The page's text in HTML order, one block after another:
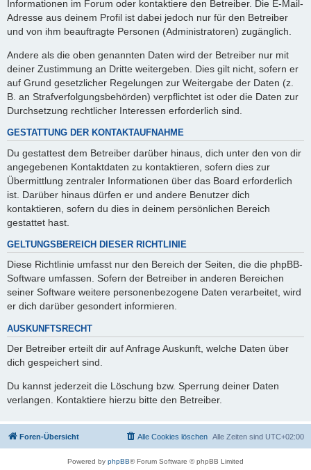
Informationen im Forum oder kontaktiere den Betreiber. Die E-Mail-
Adresse aus deinem Profil ist dabei jedoch nur für den Betreiber
und von ihm beauftragte Personen (Administratoren) zugänglich.
Andere als die oben genannten Daten wird der Betreiber nur mit
deiner Zustimmung an Dritte weitergeben. Dies gilt nicht, sofern er
auf Grund gesetzlicher Regelungen zur Weitergabe der Daten (z.
B. an Strafverfolgungsbehörden) verpflichtet ist oder die Daten zur
Durchsetzung rechtlicher Interessen erforderlich sind.
GESTATTUNG DER KONTAKTAUFNAHME
Du gestattest dem Betreiber darüber hinaus, dich unter den von dir
angegebenen Kontaktdaten zu kontaktieren, sofern dies zur
Übermittlung zentraler Informationen über das Board erforderlich
ist. Darüber hinaus dürfen er und andere Benutzer dich
kontaktieren, sofern du dies in deinem persönlichen Bereich
gestattet hast.
GELTUNGSBEREICH DIESER RICHTLINIE
Diese Richtlinie umfasst nur den Bereich der Seiten, die die phpBB-
Software umfassen. Sofern der Betreiber in anderen Bereichen
seiner Software weitere personenbezogene Daten verarbeitet, wird
er dich darüber gesondert informieren.
AUSKUNFTSRECHT
Der Betreiber erteilt dir auf Anfrage Auskunft, welche Daten über
dich gespeichert sind.
Du kannst jederzeit die Löschung bzw. Sperrung deiner Daten
verlangen. Kontaktiere hierzu bitte den Betreiber.
Foren-Übersicht Alle Zeiten sind UTC+02:00
Alle Cookies löschen
Powered by phpBB® Forum Software © phpBB Limited